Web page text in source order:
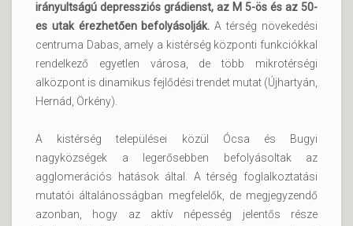
irányultságú depressziós grádienst, az M 5-ös és az 50-
es utak érezhetően befolyásolják. A térség növekedési
centruma Dabas, amely a kistérség központi funkciókkal
rendelkező egyetlen városa, de több mikrotérségi
alközpont is dinamikus fejlődési trendet mutat (Újhartyán,
Hernád, Örkény).
A kistérség települései közül Ócsa és Bugyi
nagyközségek a legerősebben befolyásoltak az
agglomerációs hatások által. A térség foglalkoztatási
mutatói általánosságban megfelelők, de megjegyzendő
azonban, hogy az aktív népesség jelentős része